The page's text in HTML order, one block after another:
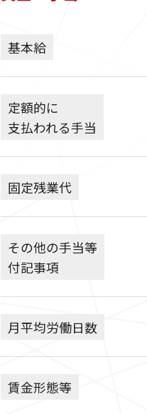
基本給
定額的に
支払われる手当
固定残業代
その他の手当等
付記事項
月平均労働日数
賃金形態等